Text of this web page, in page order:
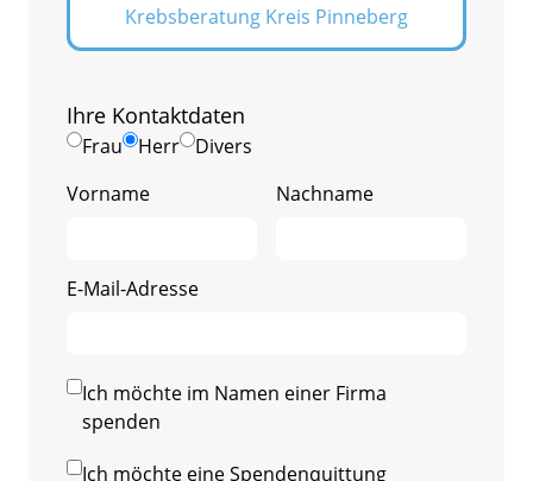
Krebsberatung Kreis Pinneberg
Ihre Kontaktdaten
Frau Herr
Divers
Vorname
Nachname
E-Mail-Adresse
Ich möchte im Namen einer Firma
spenden
Ich möchte eine Spendenquittung